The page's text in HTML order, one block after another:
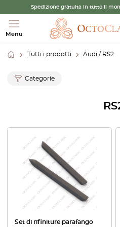
Spedizione gratuita in tutto il
Menu
Tutti i prodotti Audi / RS2
Categorie
Set di rifiniture parafango